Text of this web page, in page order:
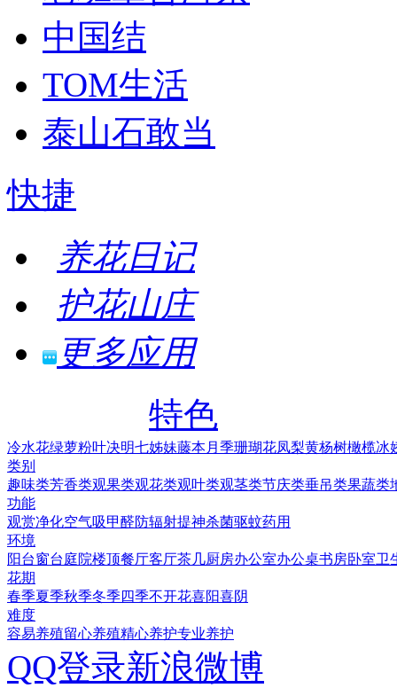
中国结
TOM生活
泰山石敢当
快捷
养花日记
护花山庄
更多应用
特色
冷水花绿萝粉叶决明七姊妹藤本月季珊瑚花凤梨黄杨树橄榄冰
类别
趣味类芳香类观果类观花类观叶类观茎类节庆类垂吊类果蔬类
功能
观赏净化空气吸甲醛防辐射提神杀菌驱蚊药用
环境
阳台窗台庭院楼顶餐厅客厅茶几厨房办公室办公桌书房卧室卫
花期
春季夏季秋季冬季四季不开花喜阳喜阴
难度
容易养殖留心养殖精心养护专业养护
QQ登录新浪微博